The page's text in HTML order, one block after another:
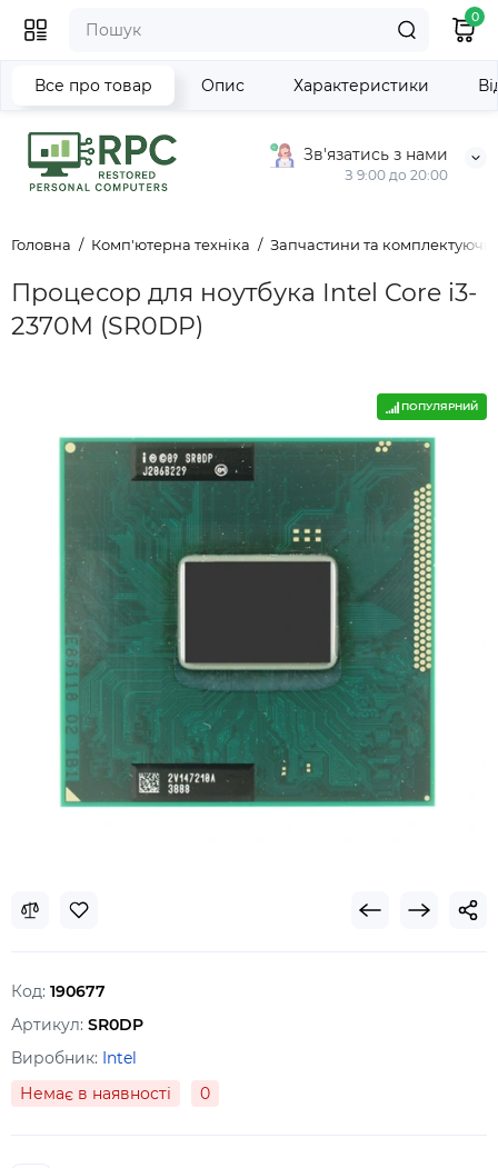
Зв'язатись з нами
З 9:00 до 20:00
0
Головна Комп'ютерна техніка Запчастини та комплектуючі
Процесор для ноутбука Intel Core i3-
2370M (SR0DP)
Все про товар Опис Характеристики
ПОПУЛЯРНИЙ
Код: 190677
Артикул: SR0DP
Виробник: Intel
Немає в наявності
0